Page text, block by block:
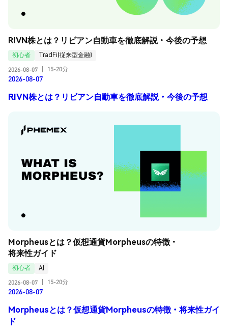
RIVN株とは？リビアン自動車を徹底解説・今後の予想
初心者
TradFi(従来型金融)
2026-08-07
15-20分
2026-08-07
RIVN株とは？リビアン自動車を徹底解説・今後の予想
Morpheusとは？仮想通貨Morpheusの特徴・
将来性ガイド
初心者
AI
2026-08-07
15-20分
2026-08-07
Morpheusとは？仮想通貨Morpheusの特徴・将来性ガイ
ド